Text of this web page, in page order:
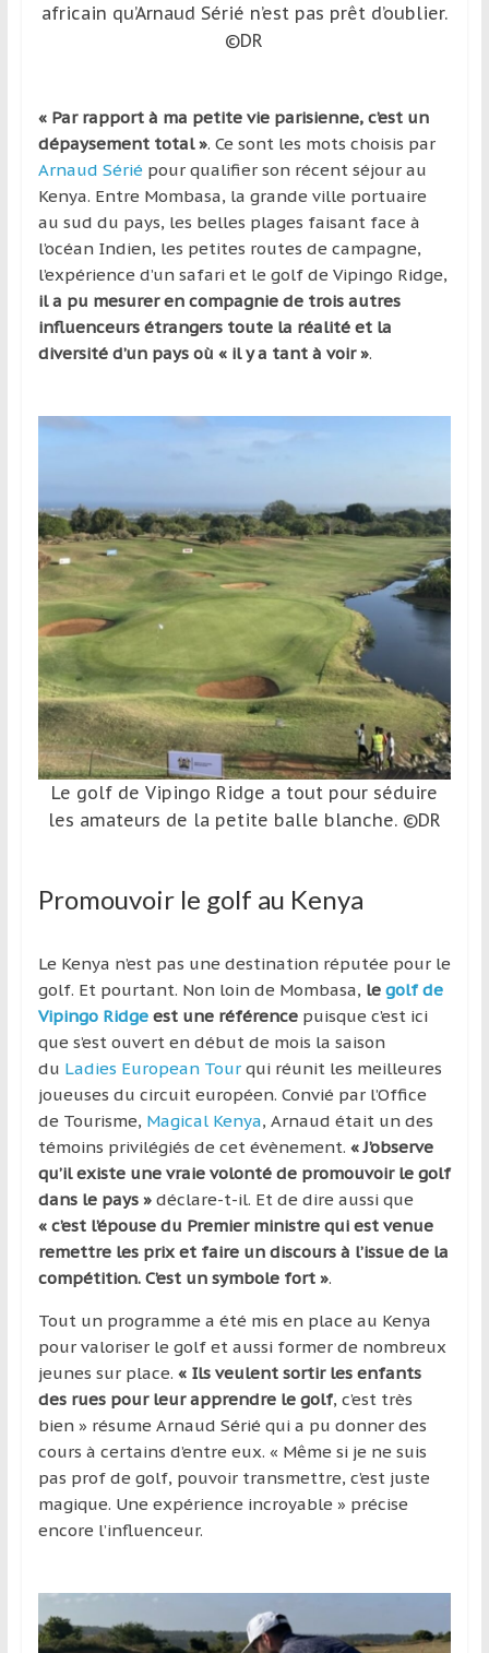
pays
d’une
région
africain qu’Arnaud Sérié n’est pas prêt d’oublier.
©DR
« Par rapport à ma petite vie parisienne, c’est un
dépaysement total ». Ce sont les mots choisis par
Arnaud Sériépour qualifier son récent séjour au
Kenya. Entre Mombasa, la grande ville portuaire
au sud du pays, les belles plages faisant face à
l’océan Indien, les petites routes de campagne,
l’expérience d’un safari et le golf de Vipingo Ridge,
il a pu mesurer en compagnie de trois autres
influenceurs étrangers toute la réalité et la
diversité d’un pays où « il y a tant à voir ».
Le golf de Vipingo Ridge a tout pour séduire
les amateurs de la petite balle blanche. ©DR
Promouvoir le golf au Kenya
Le Kenya n’est pas une destination réputée pour le
golf. Et pourtant. Non loin de Mombasa, le golf de
Vipingo Ridge est une référencepuisque c’est ici
que s’est ouvert en début de mois la saison
du Ladies European Tourqui réunit les meilleures
joueuses du circuit européen. Convié par l’Office
de Tourisme, Magical Kenya, Arnaud était un des
témoins privilégiés de cet évènement. « J’observe
qu’il existe une vraie volonté de promouvoir le golf
dans le pays »déclare-t-il. Et de dire aussi que
« c’est l’épouse du Premier ministre qui est venue
remettre les prix et faire un discours à l’issue de la
compétition. C’est un symbole fort ».
Tout un programme a été mis en place au Kenya
pour valoriser le golf et aussi former de nombreux
jeunes sur place. « Ils veulent sortir les enfants
des rues pour leur apprendre le golf, c’est très
bien » résume Arnaud Sérié qui a pu donner des
cours à certains d’entre eux. « Même si je ne suis
pas prof de golf, pouvoir transmettre, c’est juste
magique. Une expérience incroyable » précise
encore l’influenceur.